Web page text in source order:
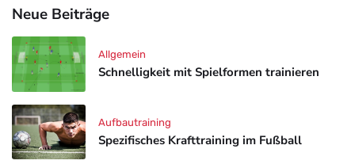
Neue Beiträge
Schnelligkeit mit Spielformen trainieren
Allgemein
Spezifisches Krafttraining im Fußball
Aufbautraining